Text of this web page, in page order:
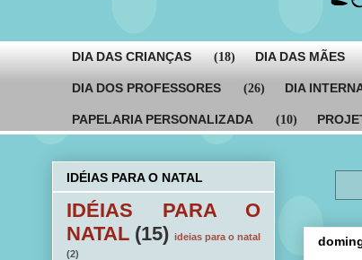
DIA DAS CRIANÇAS (18) DIA DAS MÃES
DIA DOS PROFESSORES (26) DIA
PAPELARIA PERSONALIZADA (10)
IDÉIAS PARA O NATAL
IDÉIAS PARA O
NATAL (15) ideias para o natal
(2)